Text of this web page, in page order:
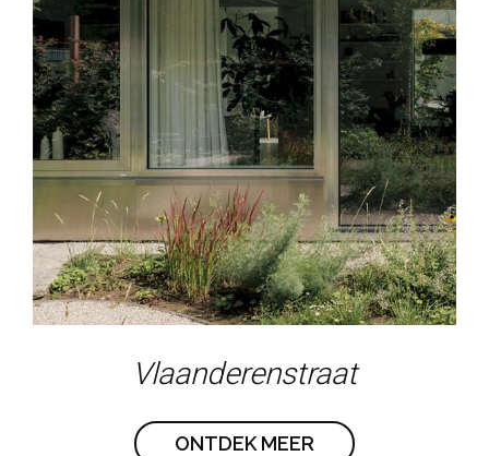
Vlaanderenstraat
ONTDEK MEER